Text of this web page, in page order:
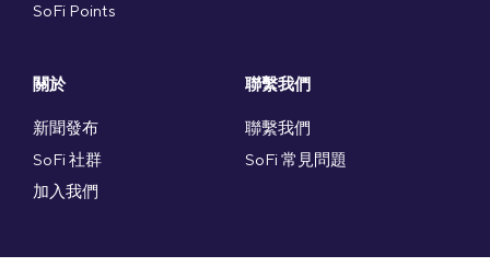
SoFi Points
關於
新聞發布
SoFi 社群
加入我們
聯繫我們
聯繫我們
SoFi 常見問題